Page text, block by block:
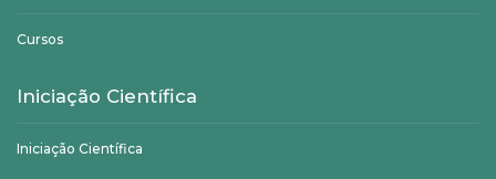
Cursos
Iniciação Científica
Iniciação Científica